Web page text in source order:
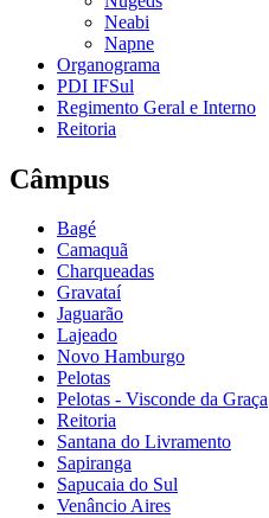
Neabi
Napne
Organograma
PDI IFSul
Regimento Geral e Interno
Reitoria
Câmpus
Bagé
Camaquã
Charqueadas
Gravataí
Jaguarão
Lajeado
Novo Hamburgo
Pelotas
Pelotas - Visconde da Graça
Reitoria
Santana do Livramento
Sapiranga
Sapucaia do Sul
Venâncio Aires